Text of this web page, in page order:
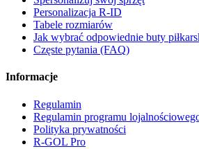
Personalizacja R-ID
Tabele rozmiarów
Jak wybrać odpowiednie buty
Częste pytania (FAQ)
Informacje
Regulamin
Regulamin programu
Polityka prywatności
R-GOL Pro